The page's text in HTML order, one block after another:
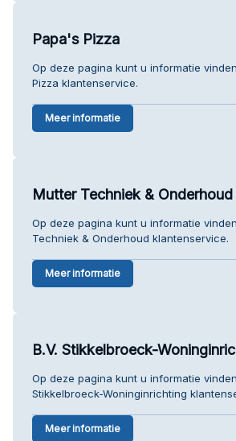
Papa's Pizza
Op deze pagina kunt u informatie
Pizza klantenservice.
Meer informatie
Mutter Techniek & Onderhoud
Op deze pagina kunt u informatie
Techniek & Onderhoud klantenservice.
Meer informatie
B.V. Stikkelbroeck-
Op deze pagina kunt u informatie
Stikkelbroeck-Woninginrichting
Meer informatie